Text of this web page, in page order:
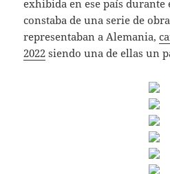
exhibida en ese país durante
constaba de una serie de
representaban a Alemania,
2022 siendo una de ellas un